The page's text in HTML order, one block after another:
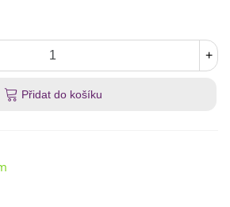
+
Přidat do košíku